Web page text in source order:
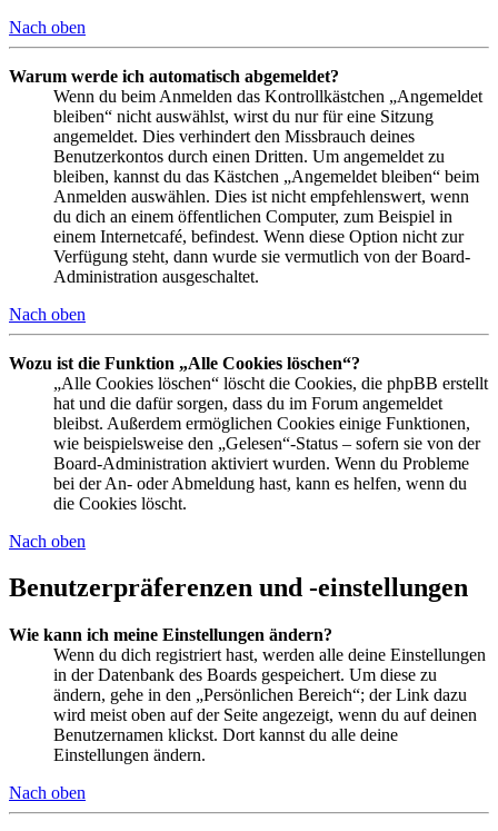
Nach oben
Warum werde ich automatisch abgemeldet?
Wenn du beim Anmelden das Kontrollkästchen „Angemeldet
bleiben“ nicht auswählst, wirst du nur für eine Sitzung
angemeldet. Dies verhindert den Missbrauch deines
Benutzerkontos durch einen Dritten. Um angemeldet zu
bleiben, kannst du das Kästchen „Angemeldet bleiben“ beim
Anmelden auswählen. Dies ist nicht empfehlenswert, wenn
du dich an einem öffentlichen Computer, zum Beispiel in
einem Internetcafé, befindest. Wenn diese Option nicht zur
Verfügung steht, dann wurde sie vermutlich von der Board-
Administration ausgeschaltet.
Nach oben
Wozu ist die Funktion „Alle Cookies löschen“?
„Alle Cookies löschen“ löscht die Cookies, die phpBB erstellt
hat und die dafür sorgen, dass du im Forum angemeldet
bleibst. Außerdem ermöglichen Cookies einige Funktionen,
wie beispielsweise den „Gelesen“-Status – sofern sie von der
Board-Administration aktiviert wurden. Wenn du Probleme
bei der An- oder Abmeldung hast, kann es helfen, wenn du
die Cookies löscht.
Nach oben
Benutzerpräferenzen und -einstellungen
Wie kann ich meine Einstellungen ändern?
Wenn du dich registriert hast, werden alle deine Einstellungen
in der Datenbank des Boards gespeichert. Um diese zu
ändern, gehe in den „Persönlichen Bereich“; der Link dazu
wird meist oben auf der Seite angezeigt, wenn du auf deinen
Benutzernamen klickst. Dort kannst du alle deine
Einstellungen ändern.
Nach oben